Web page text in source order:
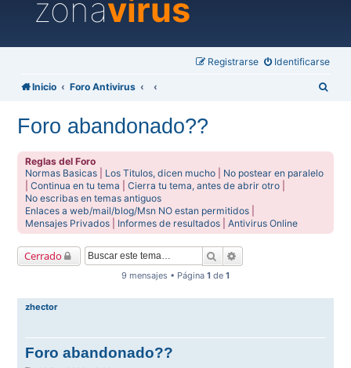
zonavirus
Identificarse
Registrarse
Inicio Foro Antivirus
Foro abandonado??
Reglas del Foro
Normas Basicas
Los Titulos, dicen mucho
No postear en paralelo
|Continua en tu tema |Cierra tu tema, antes de abrir otro
No escribas en temas antiguos
Enlaces a web/mail/blog/Msn NO estan permitidos
Mensajes Privados
Informes de resultados |Antivirus Online
Cerrado Buscar
9 mensajes • Página 1 de 1
zhector
Foro abandonado??